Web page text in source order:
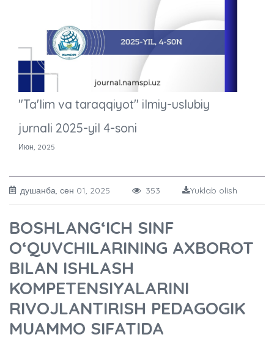
"Ta'lim va taraqqiyot" ilmiy-uslubiy
jurnali 2025-yil 4-soni
Июн, 2025
душанба, сен 01, 2025 353 Yuklab olish
BOSHLANG‘ICH SINF
O‘QUVCHILARINING AXBOROT
BILAN ISHLASH
KOMPETENSIYALARINI
RIVOJLANTIRISH PEDAGOGIK
MUAMMO SIFATIDA